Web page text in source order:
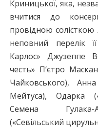
Криницької, яка,
вчитися до
провідною
неповний перелік
Карлос» Джузеппе
честь» П’єтро
Чайковського),
Мейтуса), Одарка
Семена Гулака-
(«Севільський